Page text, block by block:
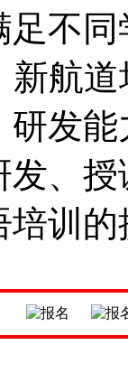
不
新航
发
、
培训的